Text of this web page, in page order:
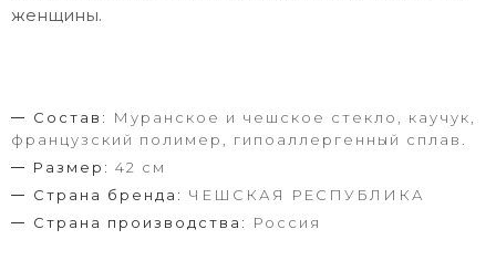
женщины.
Состав:
Муранское и чешское стекло, каучук,
французский полимер, гипоаллергенный сплав.
Размер: 42 см
Страна бренда: ЧЕШСКАЯ РЕСПУБЛИКА
Страна производства:
Россия